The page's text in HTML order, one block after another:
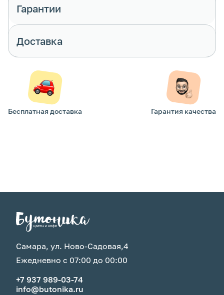
специальной флористической губке. Она
должна всегда оставаться влажной - для
этого подливай в неё немного воды по мере
Гарантии
Доставка
Бесплатная доставка Гарантия качества
Самара, ул. Ново-Садовая,4
Ежедневно с 07:00 до 00:00
+7 937 989-03-74
info@butonika.ru